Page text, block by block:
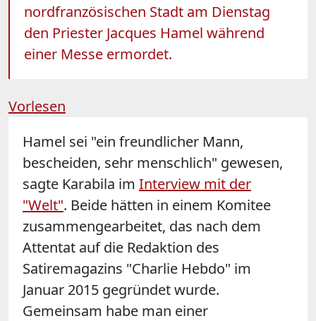
nordfranzösischen Stadt am Dienstag
den Priester Jacques Hamel während
einer Messe ermordet.
Vorlesen
Hamel sei "ein freundlicher Mann,
bescheiden, sehr menschlich" gewesen,
sagte Karabila im Interview mit der
"Welt". Beide hätten in einem Komitee
zusammengearbeitet, das nach dem
Attentat auf die Redaktion des
Satiremagazins "Charlie Hebdo" im
Januar 2015 gegründet wurde.
Gemeinsam habe man einer